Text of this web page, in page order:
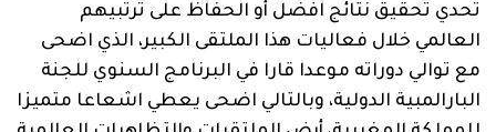
تحدي تحقيق نتائج افضل أو الحفاظ على ترتبيهم
العالمي خلال فعاليات هذا الملتقى الكبير، الذي اضحى
مع توالي دوراته موعدا قارا في البرنامج السنوي للجنة
البارالمبية الدولية، وبالتالي اضحى يعطي اشعاعا متميزا